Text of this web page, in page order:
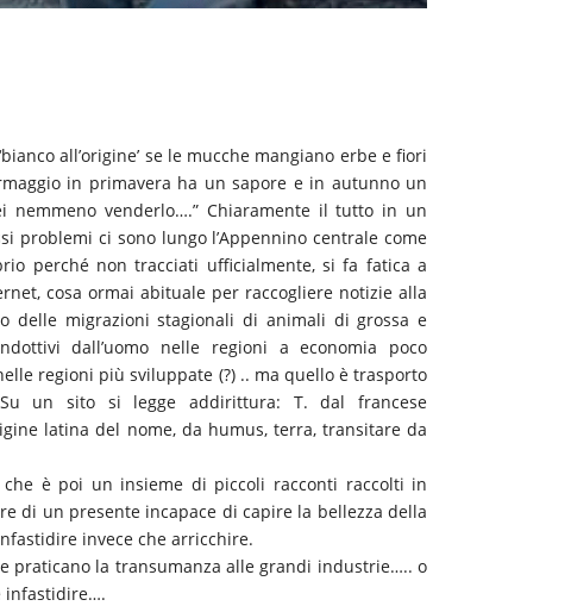
all’origine’ se le mucche mangiano erbe e fiori
in primavera ha un sapore e in autunno un
venderlo….” Chiaramente il tutto in un
problemi ci sono lungo l’Appennino centrale come
perché non tracciati ufficialmente, si fa fatica a
cosa ormai abituale per raccogliere notizie alla
delle migrazioni stagionali di animali di grossa e
dall’uomo nelle regioni a economia poco
regioni più sviluppate (?) .. ma quello è trasporto
Su un sito si legge addirittura: T. dal francese
latina del nome, da humus, terra, transitare da
è poi un insieme di piccoli racconti raccolti in
di un presente incapace di capire la bellezza della
invece che arricchire.
praticano la transumanza alle grandi industrie….. o
infastidire….